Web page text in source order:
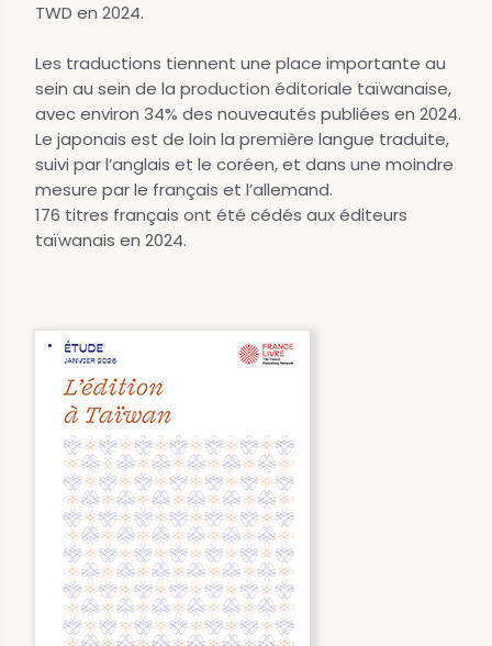
TWD en 2024.
Les traductions tiennent une place importante au
sein au sein de la production éditoriale taïwanaise,
avec environ 34% des nouveautés publiées en 2024.
Le japonais est de loin la première langue traduite,
suivi par l’anglais et le coréen, et dans une moindre
mesure par le français et l’allemand.
176 titres français ont été cédés aux éditeurs
taïwanais en 2024.